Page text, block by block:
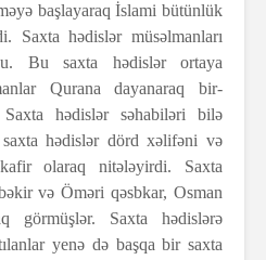
başlayaraq İslami bütünlük
Saxta hədislər müsəlmanları
Bu saxta hədislər ortaya
Qurana dayanaraq bir-
Saxta hədislər səhabiləri bilə
saxta hədislər dörd xəlifəni və
olaraq nitələyirdi. Saxta
və Öməri qəsbkar, Osman
Saxta hədislərə
yenə də başqa bir saxta